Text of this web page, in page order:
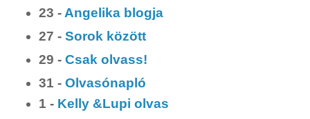
23 - Angelika blogja
27 -Sorok között
29 -Csak olvass!
31 -Olvasónapló
1 - Kelly &Lupi olvas